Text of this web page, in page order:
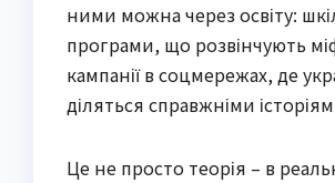
ними можна через освіту:
програми, що розвінчують
кампанії в соцмережах, де
діляться справжніми
Це не просто теорія – в